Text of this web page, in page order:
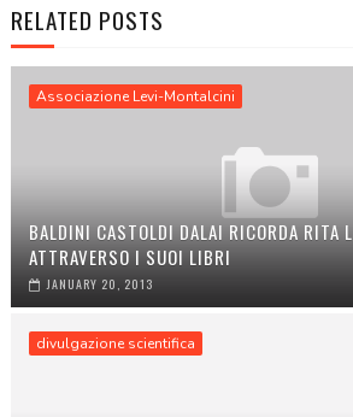
RELATED POSTS
Associazione Levi-Montalcini
BALDINI CASTOLDI DALAI RICORDA RITA
ATTRAVERSO I SUOI LIBRI
JANUARY 20, 2013
divulgazione scientifica